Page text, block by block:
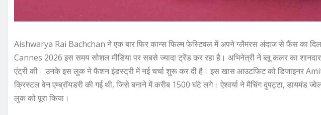
Aishwarya Rai Bachchan ने एक बार फिर कान्स फिल्म फेस्टिवल में अपने ग्लैमरस अंदाज से फैंस का
Cannes 2026 इस समय सोशल मीडिया पर सबसे ज्यादा ट्रेंड कर रहा है। अभिनेत्री ने ब्लू कलर का
एंट्री की। उनके इस लुक ने फैशन इंडस्ट्री में नई चर्चा शुरू कर दी है। इस खास आउटफिट को डिजाइनर
क्रिस्टल वेन एम्ब्रॉयडरी की गई थी, जिसे बनाने में करीब 1500 घंटे लगे। ऐश्वर्या ने मैचिंग दुपट्टा, डायमंड
लुक को पूरा किया।